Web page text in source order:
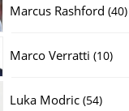
Marcus Rashford 4040
Marco Verratti 1010
Luka Modric 5454